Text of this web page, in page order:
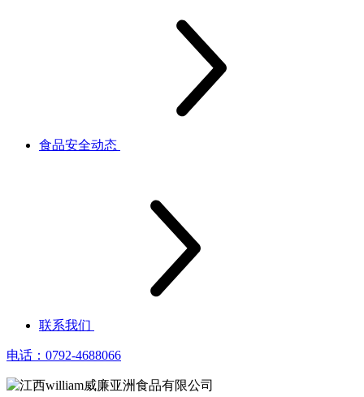
食品安全动态
联系我们
电话：0792-4688066